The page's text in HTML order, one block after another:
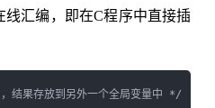
汇编，即在C程序中直接插
结果存放到另外一个全局变量中 */